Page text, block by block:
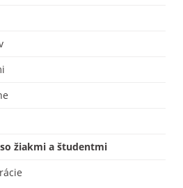
žiakmi a študentmi